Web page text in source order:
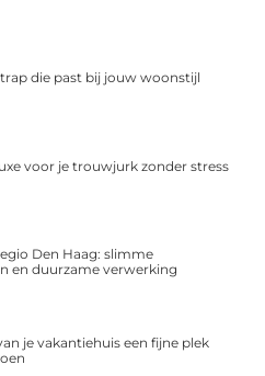
die past bij jouw woonstijl
voor je trouwjurk zonder stress
Den Haag: slimme
en duurzame verwerking
je vakantiehuis een fijne plek